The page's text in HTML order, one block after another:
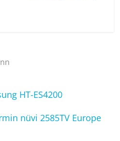
HT-ES4200
nüvi 2585TV Europe